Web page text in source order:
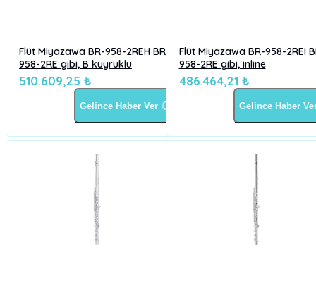
Flüt Miyazawa BR-958-2REH BR-
958-2RE gibi, B kuyruklu
510.609,25 ₺
Gelince Haber Ver
Flüt Miyazawa BR-958-2REI
958-2RE gibi, inline
486.464,21 ₺
Gelince Haber